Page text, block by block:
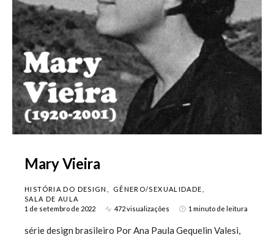
Mary Vieira
HISTÓRIA DO DESIGN
GÊNERO/SEXUALIDADE
SALA DE AULA
1 de setembro de 2022
472 visualizações 1 minuto de leitura
série design brasileiro Por Ana Paula Gequelin Valesi,